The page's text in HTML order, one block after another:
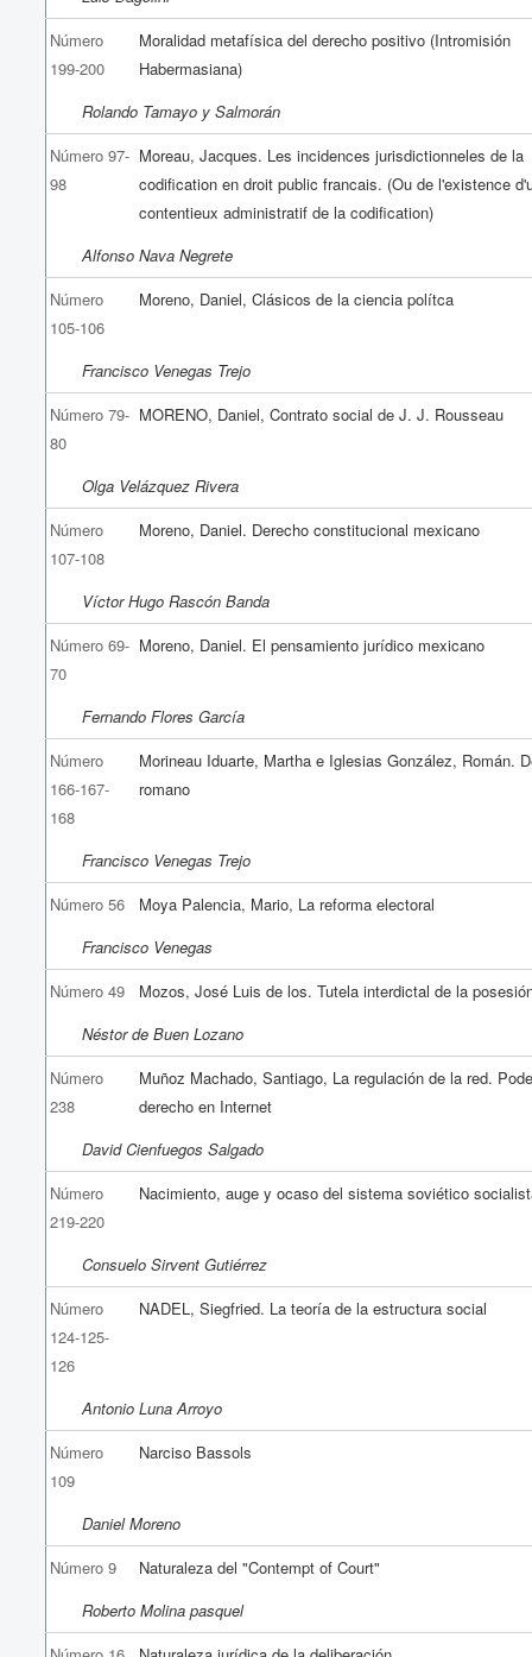
Número
199-200
Moralidad metafísica del derecho positivo (Intromisión
Habermasiana)
Rolando Tamayo y Salmorán
Número 97-
98
Moreau, Jacques. Les incidences jurisdictionneles de la
codification en droit public francais. (Ou de l'existence
contentieux administratif de la codification)
Alfonso Nava Negrete
Número
105-106
Moreno, Daniel, Clásicos de la ciencia polítca
Francisco Venegas Trejo
Número 79-
80
MORENO, Daniel, Contrato social de J. J. Rousseau
Olga Velázquez Rivera
Número
107-108
Moreno, Daniel. Derecho constitucional mexicano
Víctor Hugo Rascón Banda
Número 69-
70
Moreno, Daniel. El pensamiento jurídico mexicano
Fernando Flores García
Número
166-167-
168
Morineau Iduarte, Martha e Iglesias González, Román.
romano
Francisco Venegas Trejo
Número 56
Moya Palencia, Mario, La reforma electoral
Francisco Venegas
Número 49
Mozos, José Luis de los. Tutela interdictal de la
Néstor de Buen Lozano
Número
238
Muñoz Machado, Santiago, La regulación de la red.
derecho en Internet
David Cienfuegos Salgado
Número
219-220
Nacimiento, auge y ocaso del sistema soviético
Consuelo Sirvent Gutiérrez
Número
124-125-
126
NADEL, Siegfried. La teoría de la estructura social
Antonio Luna Arroyo
Número
109
Narciso Bassols
Daniel Moreno
Número 9
Naturaleza del "Contempt of Court"
Roberto Molina pasquel